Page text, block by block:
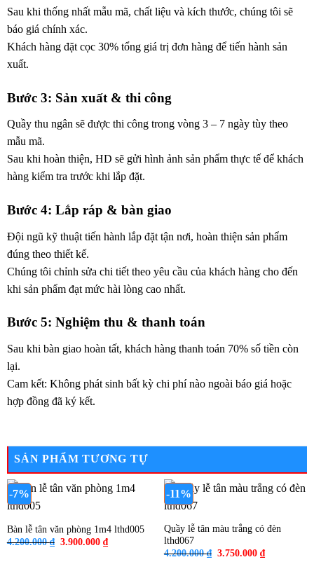
Sau khi thống nhất mẫu mã, chất liệu và kích thước, chúng tôi sẽ
báo giá chính xác.
Khách hàng đặt cọc 30% tổng giá trị đơn hàng để tiến hành sản
xuất.
Bước 3: Sản xuất & thi công
Quầy thu ngân sẽ được thi công trong vòng 3 – 7 ngày tùy theo
mẫu mã.
Sau khi hoàn thiện, HD sẽ gửi hình ảnh sản phẩm thực tế để khách
hàng kiểm tra trước khi lắp đặt.
Bước 4: Lắp ráp & bàn giao
Đội ngũ kỹ thuật tiến hành lắp đặt tận nơi, hoàn thiện sản phẩm
đúng theo thiết kế.
Chúng tôi chỉnh sửa chi tiết theo yêu cầu của khách hàng cho đến
khi sản phẩm đạt mức hài lòng cao nhất.
Bước 5: Nghiệm thu & thanh toán
Sau khi bàn giao hoàn tất, khách hàng thanh toán 70% số tiền còn
lại.
Cam kết: Không phát sinh bất kỳ chi phí nào ngoài báo giá hoặc
hợp đồng đã ký kết.
SẢN PHẨM TƯƠNG TỰ
-7%
Bàn lễ tân văn phòng 1m4 lthd005
4.200.000₫ Giá
3.900.000 ₫Giá
-11%
Quầy lễ tân màu trắng có đèn
lthd067
4.200.000₫ Giá
3.750.000 ₫Giá